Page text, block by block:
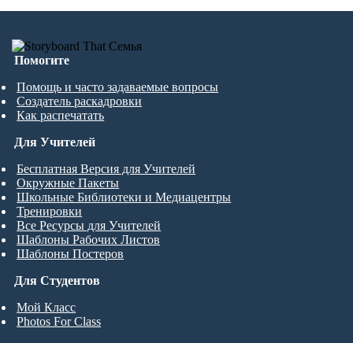
Помогите
Помощь и часто задаваемые вопросы
Создатель раскадровки
Как распечатать
Для Студентов
Мой Класс
Photos For Class
Для Учителей
Бесплатная Версия для Учителей
Окружные Пакеты
Школьные Библиотеки и Медиацентры
Тренировки
Все Ресурсы для Учителей
Шаблоны Рабочих Листов
Шаблоны Постеров